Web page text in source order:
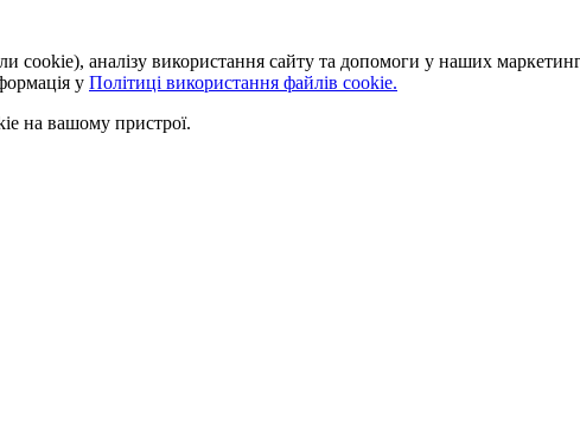
cookie), аналізу використання сайту та допомоги у наших
у Політиці використання файлів cookie.
на вашому пристрої.